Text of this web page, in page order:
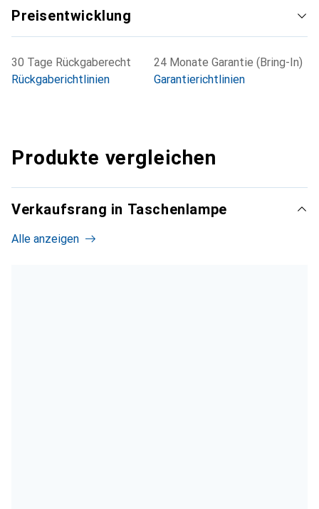
Preisentwicklung
30 Tage Rückgaberecht
Rückgaberichtlinien
24 Monate Garantie (Bring-In)
Garantierichtlinien
Produkte vergleichen
Verkaufsrang in Taschenlampe
Alle anzeigen